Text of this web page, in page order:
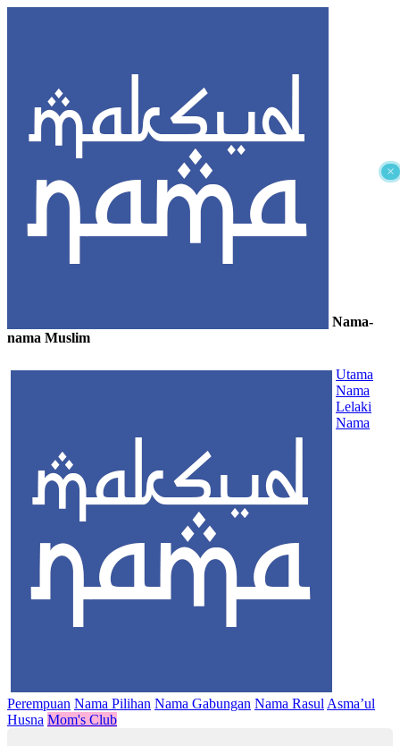
×
Nama-
nama Muslim
Utama
Nama
Lelaki
Nama
Perempuan Nama Pilihan Nama Gabungan Nama Rasul Asma’ul
Husna Mom's Club